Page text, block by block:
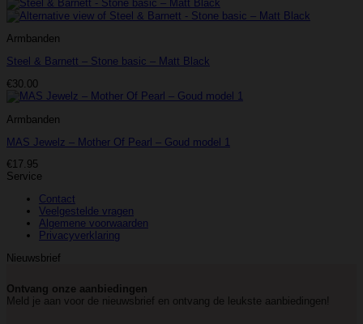
Armbanden
Steel & Barnett – Stone basic – Matt Black
€30.00
Armbanden
MAS Jewelz – Mother Of Pearl – Goud model 1
€17.95
Service
Contact
Veelgestelde vragen
Algemene voorwaarden
Privacyverklaring
Nieuwsbrief
Ontvang onze aanbiedingen
Meld je aan voor de nieuwsbrief en ontvang de leukste aanbiedingen!